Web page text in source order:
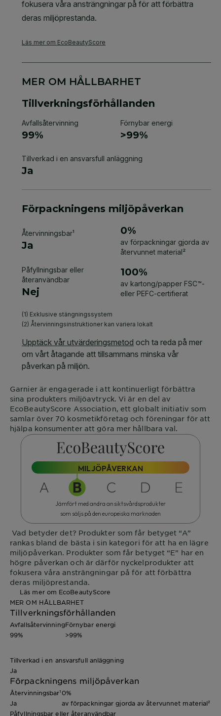
Garnierär engagerade i att kontinuerligt förbättra
sina produkters miljöavtryck. Vi är en del av
EcoBeautyScore Association, ett globalt initiativ som
samlar över 70 kosmetikföretag och föreningar för att
hjälpa konsumenter att göra mer hållbara val.
MILJÖPÅVERKAN
Jämfört med andra ansiktsvårdsprodukter
som säljs på den europeiska marknaden
Vad betyder det? Produkter som får betyget “A”
rankas bland de bästa i sin kategori för att ha en lägre
miljöpåverkan. Produkter som får betyget “E” har en
högre påverkan och är därför nyckelprodukter att
fokusera våra ansträngningar på för att förbättra
deras miljöprestanda.
Läs mer om EcoBeautyScore
MER OM HÅLLBARHET
Tillverkningsförhållanden
Avfallsåtervinning
99%
Förnybar energi
>99%
Tillverkad i en ansvarsfull anläggning
Ja
Förpackningens miljöpåverkan
Återvinningsbar¹
Ja
0%
av förpackningar gjorda av återvunnet material²
Påfyllningsbar eller återanvändbar